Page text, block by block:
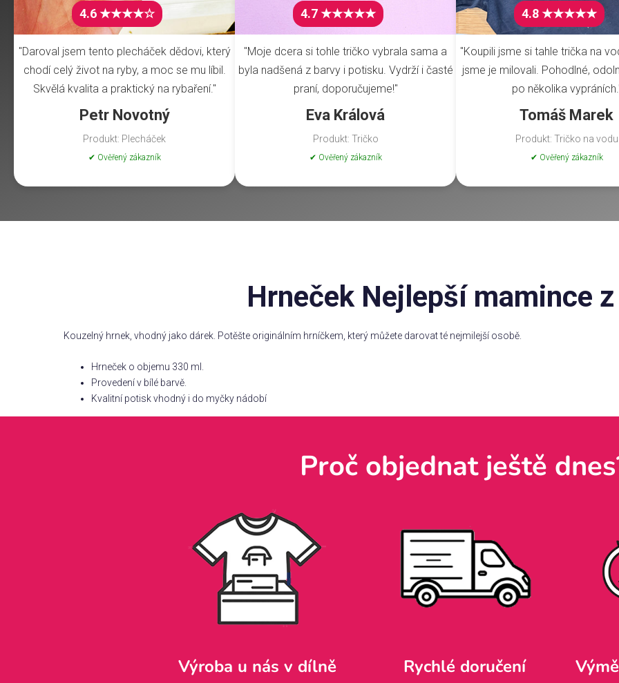
4.6 ★★★★☆
"Daroval jsem tento plecháček dědovi, který
chodí celý život na ryby, a moc se mu líbil.
Skvělá kvalita a praktický na rybaření."
Petr Novotný
Produkt: Plecháček
✔ Ověřený zákazník
4.7 ★★★★★
"Moje dcera si tohle tričko vybrala sama a
byla nadšená z barvy i potisku. Vydrží i časté
praní, doporučujeme!"
Eva Králová
Produkt: Tričko
✔ Ověřený zákazník
4.8 ★★★★★
"Koupili jsme si tahle trička na
jsme je milovali. Pohodlné,
po několika
Tomáš Marek
Produkt: Tričko na vodu
✔ Ověřený zákazník
Hrneček Nejlepší mamince
Kouzelný hrnek, vhodný jako dárek. Potěšte originálním hrníčkem, který můžete darovat té nejmilejší osobě.
Hrneček o objemu 330 ml.
Provedení v bílé barvě.
Kvalitní potisk vhodný i do myčky nádobí
Proč objednat ještě
Výroba u nás v dílně Rychlé doručení